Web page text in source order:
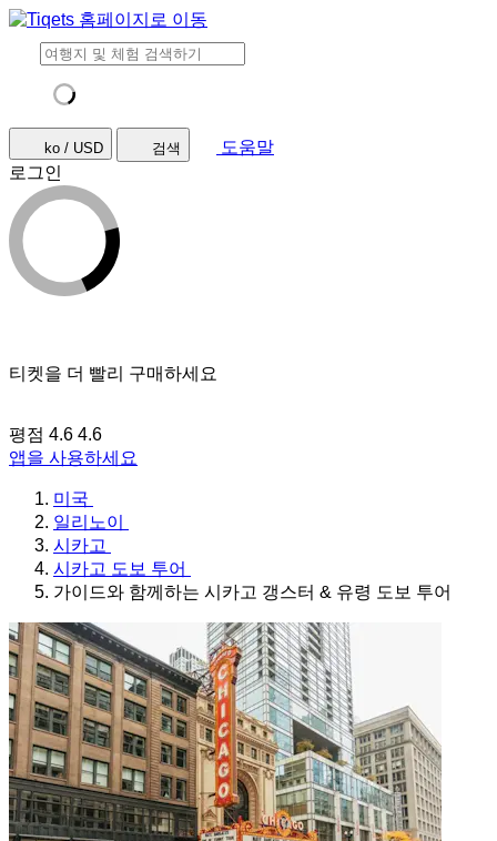
ko / USD 검색
도움말
로그인
티켓을 더 빨리 구매하세요
평점 4.6 4.6
앱을 사용하세요
미국
일리노이
시카고
시카고 도보 투어
가이드와 함께하는 시카고 갱스터 & 유령 도보 투어